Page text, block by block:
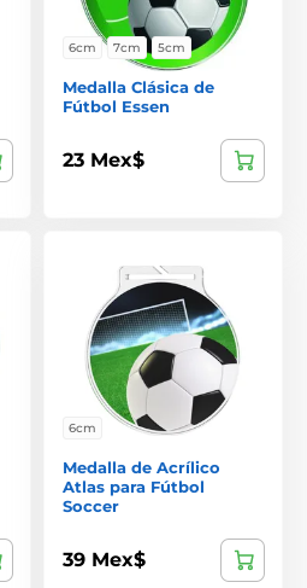
6cm 7cm 5cm
Medalla Clásica de
Fútbol Essen
23 Mex$
6cm
Medalla de Acrílico
Atlas para Fútbol
Soccer
39 Mex$